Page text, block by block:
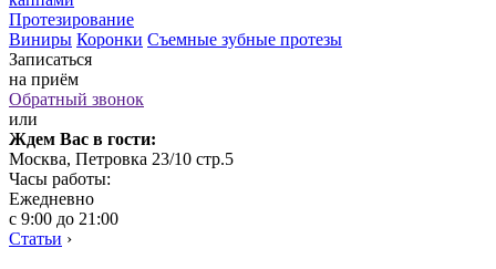
Протезирование
Виниры Коронки Съемные зубные протезы
Записаться
на приём
Обратный звонок
или
Ждем Вас в гости:
Москва, Петровка 23/10 стр.5
Часы работы:
Ежедневно
с 9:00 до 21:00
Статьи ›